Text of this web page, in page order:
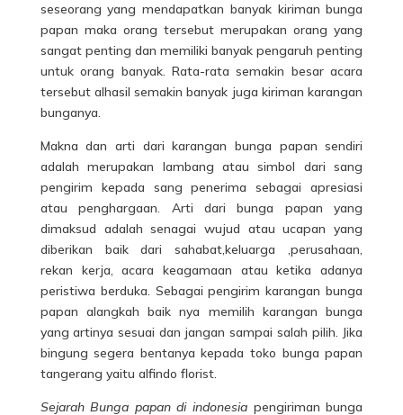
seseorang yang mendapatkan banyak kiriman bunga
papan maka orang tersebut merupakan orang yang
sangat penting dan memiliki banyak pengaruh penting
untuk orang banyak. Rata-rata semakin besar acara
tersebut alhasil semakin banyak juga kiriman karangan
bunganya.
Makna dan arti dari karangan bunga papan sendiri
adalah merupakan lambang atau simbol dari sang
pengirim kepada sang penerima sebagai apresiasi
atau penghargaan. Arti dari bunga papan yang
dimaksud adalah senagai wujud atau ucapan yang
diberikan baik dari sahabat,keluarga ,perusahaan,
rekan kerja, acara keagamaan atau ketika adanya
peristiwa berduka. Sebagai pengirim karangan bunga
papan alangkah baik nya memilih karangan bunga
yang artinya sesuai dan jangan sampai salah pilih. Jika
bingung segera bentanya kepada toko bunga papan
tangerang yaitu alfindo florist.
Sejarah Bunga papan di indonesia pengiriman bunga